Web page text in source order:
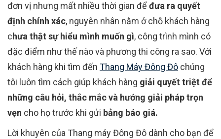
đơn vị nhưng mất nhiều thời gian đểđưa ra quyết
định chính xác, nguyên nhân nằm ở chỗ khách hàng
chưa thật sự hiểu mình muốn gì, công trình mình có
đặc điểm như thế nào và phương thi công ra sao. Với
khách hàng khi tìm đến Thang Máy Đông Đô chúng
tôi luôn tìm cách giúp khách hàng giải quyết triệt để
những câu hỏi, thắc mắc và hướng giải pháp trọn
vẹn cho họ trước khi gửi bảng báo giá.
Lời khuyên của Thang máy Đông Đô dành cho bạn để